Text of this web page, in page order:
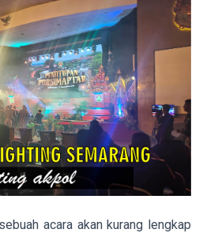
acara akan kurang lengkap